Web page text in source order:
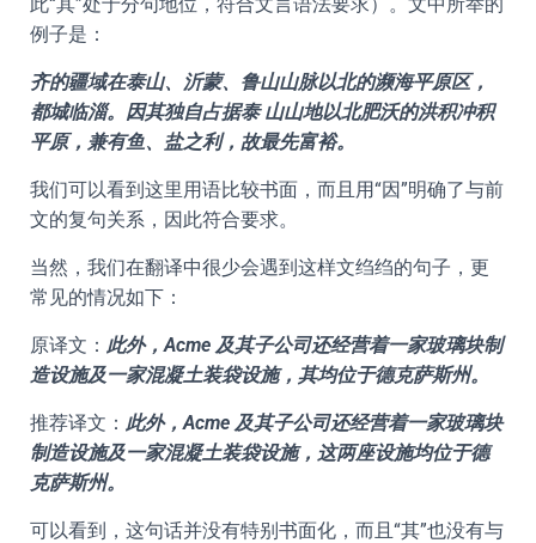
例子是：
齐的疆域在泰山、沂蒙、鲁山山脉以北的濒海平原区，
都城临淄。因其独自占据泰 山山地以北肥沃的洪积冲积
平原，兼有鱼、盐之利，故最先富裕。
我们可以看到这里用语比较书面，而且用“因”明确了与前
文的复句关系，因此符合要求。
当然，我们在翻译中很少会遇到这样文绉绉的句子，更
常见的情况如下：
原译文： 此外，Acme 及其子公司还经营着一家玻璃块制
造设施及一家混凝土装袋设施，其均位于德克萨斯州。
推荐译文： 此外，Acme 及其子公司还经营着一家玻璃块
制造设施及一家混凝土装袋设施，这两座设施均位于德
克萨斯州。
可以看到，这句话并没有特别书面化，而且“其”也没有与